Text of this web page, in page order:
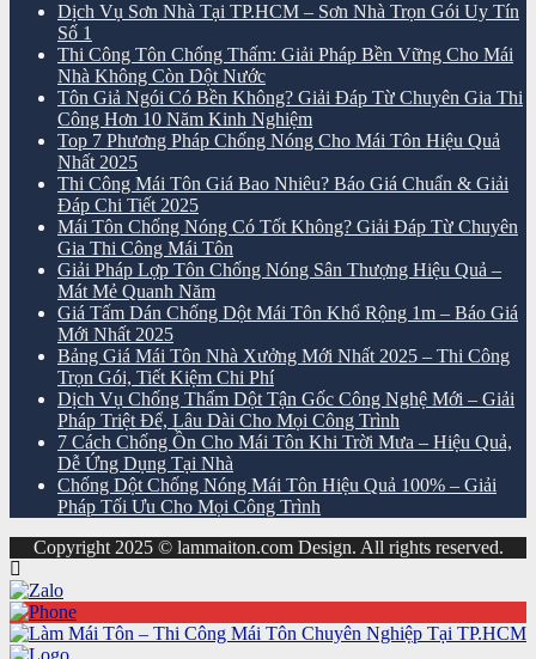
Dịch Vụ Sơn Nhà Tại TP.HCM – Sơn Nhà Trọn Gói Uy Tín
Số 1
Thi Công Tôn Chống Thấm: Giải Pháp Bền Vững Cho Mái
Nhà Không Còn Dột Nước
Tôn Giả Ngói Có Bền Không? Giải Đáp Từ Chuyên Gia Thi
Công Hơn 10 Năm Kinh Nghiệm
Top 7 Phương Pháp Chống Nóng Cho Mái Tôn Hiệu Quả
Nhất 2025
Thi Công Mái Tôn Giá Bao Nhiêu? Báo Giá Chuẩn & Giải
Đáp Chi Tiết 2025
Mái Tôn Chống Nóng Có Tốt Không? Giải Đáp Từ Chuyên
Gia Thi Công Mái Tôn
Giải Pháp Lợp Tôn Chống Nóng Sân Thượng Hiệu Quả –
Mát Mẻ Quanh Năm
Giá Tấm Dán Chống Dột Mái Tôn Khổ Rộng 1m – Báo Giá
Mới Nhất 2025
Bảng Giá Mái Tôn Nhà Xưởng Mới Nhất 2025 – Thi Công
Trọn Gói, Tiết Kiệm Chi Phí
Dịch Vụ Chống Thấm Dột Tận Gốc Công Nghệ Mới – Giải
Pháp Triệt Để, Lâu Dài Cho Mọi Công Trình
7 Cách Chống Ồn Cho Mái Tôn Khi Trời Mưa – Hiệu Quả,
Dễ Ứng Dụng Tại Nhà
Chống Dột Chống Nóng Mái Tôn Hiệu Quả 100% – Giải
Pháp Tối Ưu Cho Mọi Công Trình
Copyright 2025 © lammaiton.com Design. All rights reserved.